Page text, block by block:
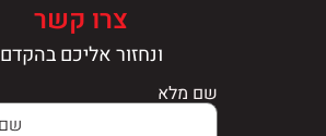
צרו קשר
ונחזור אליכם בהקדם
שם מלא